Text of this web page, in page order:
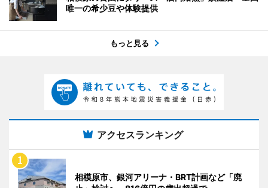
唯一の希少豆や体験提供
もっと見る
アクセスランキング
相模原市、銀河アリーナ・BRT計画など「廃